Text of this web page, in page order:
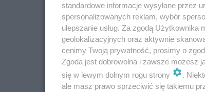
standardowe informacje wysyłane przez
spersonalizowanych reklam, wybór
ulepszanie usług. Za zgodą
geolokalizacyjnych oraz aktywnie
cenimy Twoją prywatność, prosimy o
Zgoda jest dobrowolna i zawsze możesz
się w lewym dolnym rogu strony
.
ale masz prawo sprzeciwić się takiemu